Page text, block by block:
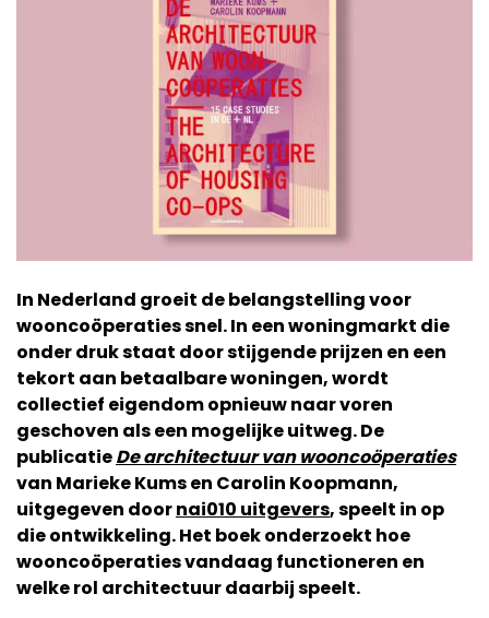
In Nederland groeit de belangstelling voor
wooncoöperaties snel. In een woningmarkt die
onder druk staat door stijgende prijzen en een
tekort aan betaalbare woningen, wordt
collectief eigendom opnieuw naar voren
geschoven als een mogelijke uitweg. De
publicatieDe architectuur van wooncoöperaties
van Marieke Kums en Carolin Koopmann,
uitgegeven doornai010 uitgevers, speelt in op
die ontwikkeling. Het boek onderzoekt hoe
wooncoöperaties vandaag functioneren en
welke rol architectuur daarbij speelt.